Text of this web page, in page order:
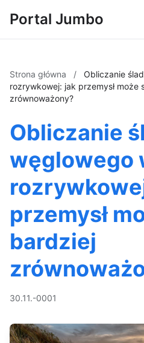
Portal Jumbo
Strona główna /
Obliczanie
rozrywkowej: jak przemysł może
zrównoważony?
Obliczanie
węglowego
przemysł
bardziej
30.11.-0001